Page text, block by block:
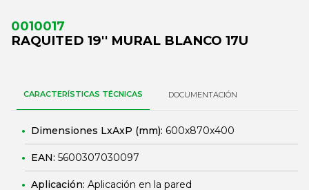
0010017
RAQUITED 19'' MURAL BLANCO 17U
CARACTERÍSTICAS TÉCNICAS DOCUMENTACIÓN
Dimensiones LxAxP (mm): 600x870x400
EAN: 5600307030097
Aplicación: Aplicación en la pared